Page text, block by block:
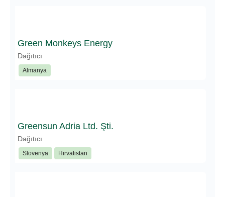
Green Monkeys Energy
Dağıtıcı
Almanya
Greensun Adria Ltd. Şti.
Dağıtıcı
Slovenya Hırvatistan